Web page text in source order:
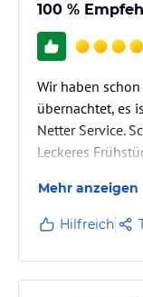
100 %
Wir haben
übernachtet, es
Netter Service.
Leckeres
Mehr anzeigen
Hilfreich